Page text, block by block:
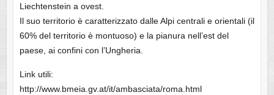
Liechtenstein a ovest.
Il suo territorio è caratterizzato dalle Alpi centrali e orientali (il
60% del territorio è montuoso) e la pianura nell’est del
paese, ai confini con l’Ungheria.
Link utili:
http://www.bmeia.gv.at/it/ambasciata/roma.html